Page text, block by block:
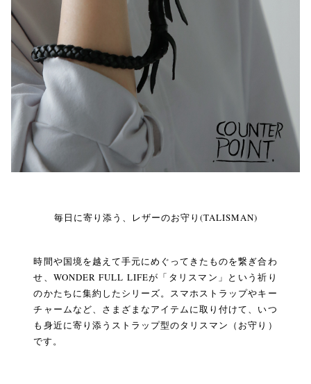
毎日に寄り添う、レザーのお守り(TALISMAN)
時間や国境を越えて手元にめぐってきたものを繋ぎ合わ
せ、WONDER FULL LIFEが「タリスマン」という祈り
のかたちに集約したシリーズ。スマホストラップやキー
チャームなど、さまざまなアイテムに取り付けて、いつ
も身近に寄り添うストラップ型のタリスマン（お守り）
です。